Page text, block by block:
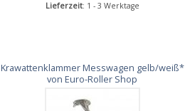
Lieferzeit: 1 - 3 Werktage
Krawattenklammer Messwagen gelb/weiß*
von Euro-Roller Shop